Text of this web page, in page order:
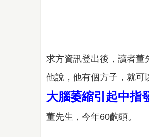
求方資訊登出後，讀者董
他說，他有個方子，就可
大腦萎縮引起中指
董先生，今年60齣頭。